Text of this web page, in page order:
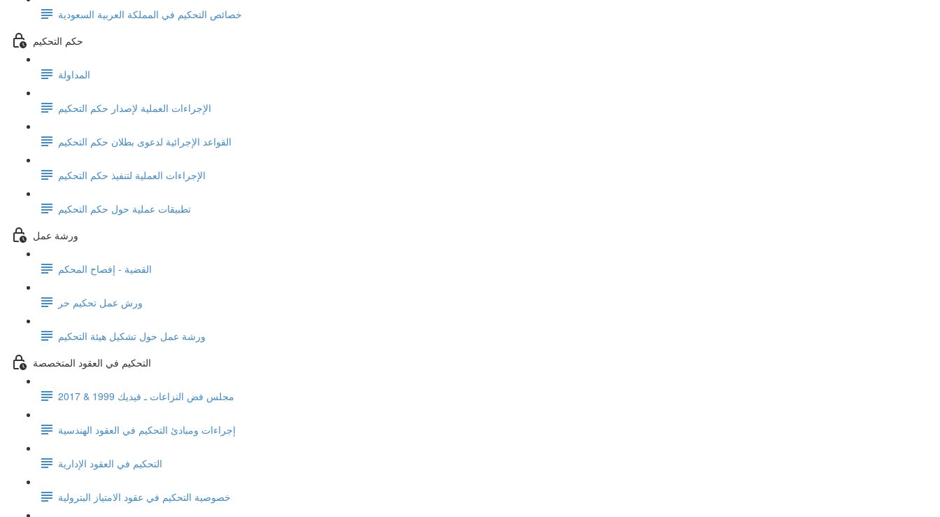
خصائص التحكيم في المملكة العربية السعودية
حكم التحكيم
المداولة
الإجراءات العملية لإصدار حكم التحكيم
القواعد الإجرائية لدعوى بطلان حكم التحكيم
الإجراءات العملية لتنفيذ حكم التحكيم
تطبيقات عملية حول حكم التحكيم
ورشة عمل
القضية - إفصاح المحكم
ورش عمل تحكيم حر
ورشة عمل حول تشكيل هيئة التحكيم
التحكيم في العقود المتخصصة
مجلس فض النزاعات ـ فيديك 1999 & 2017
إجراءات ومبادئ التحكيم في العقود الهندسية
التحكيم في العقود الإدارية
خصوصية التحكيم في عقود الامتياز البترولية